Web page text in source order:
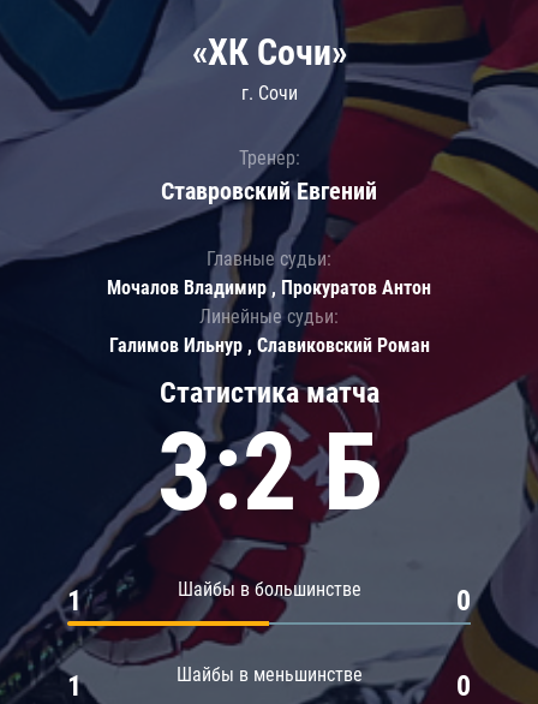
Статистика матча
3:2 Б
Шайбы в большинстве
1 0
Шайбы в меньшинстве
1 0
«ХК Сочи»
г. Сочи
Тренер:
Ставровский Евгений
Главные судьи:
Мочалов Владимир , Прокуратов Антон
Линейные судьи:
Галимов Ильнур , Славиковский Роман